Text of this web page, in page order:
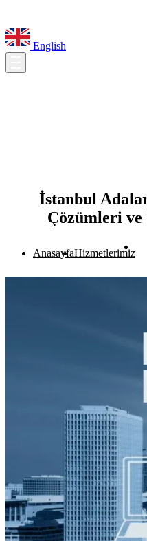
English
İstanbul
Çözümleri ve
AnasayfaHizmetlerimiz